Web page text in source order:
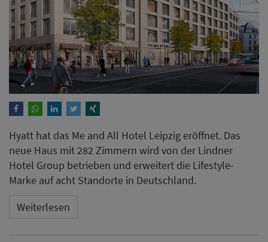
Hyatt hat das Me and All Hotel Leipzig eröffnet. Das
neue Haus mit 282 Zimmern wird von der Lindner
Hotel Group betrieben und erweitert die Lifestyle-
Marke auf acht Standorte in Deutschland.
Weiterlesen